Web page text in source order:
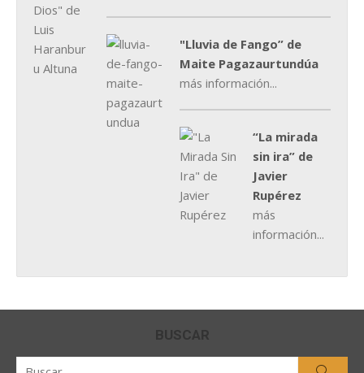
"Lluvia de Fango” de
Maite Pagazaurtundúa
más información...
“La mirada
sin ira” de
Javier
Rupérez
más
información...
BUSCAR